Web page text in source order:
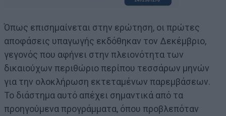
Όπως επισημαίνεται στην ερώτηση, οι πρώτες
αποφάσεις υπαγωγής εκδόθηκαν τον Δεκέμβριο,
γεγονός που αφήνει στην πλειονότητα των
δικαιούχων περιθώριο περίπου τεσσάρων μηνών
για την ολοκλήρωση εκτεταμένων παρεμβάσεων.
Το διάστημα αυτό απέχει σημαντικά από τα
προηγούμενα προγράμματα, όπου προβλεπόταν